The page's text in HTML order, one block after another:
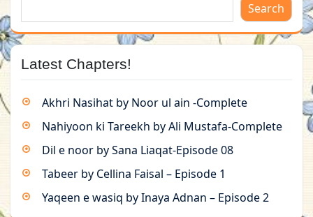
Search
Latest Chapters!
Akhri Nasihat by Noor ul ain -Complete
Nahiyoon ki Tareekh by Ali Mustafa-Complete
Dil e noor by Sana Liaqat-Episode 08
Tabeer by Cellina Faisal – Episode 1
Yaqeen e wasiq by Inaya Adnan – Episode 2